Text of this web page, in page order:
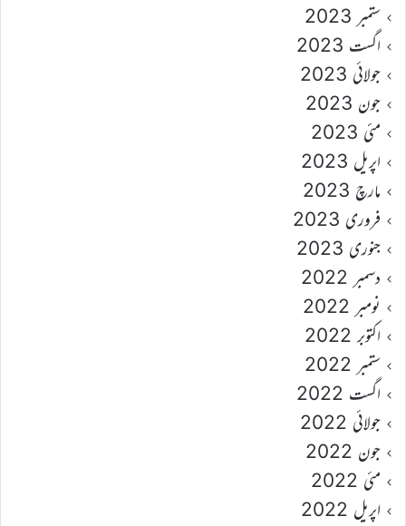
ستمبر 2023
اگست 2023
جولائی 2023
جون 2023
مئی 2023
اپریل 2023
مارچ 2023
فروری 2023
جنوری 2023
دسمبر 2022
نومبر 2022
اکتوبر 2022
ستمبر 2022
اگست 2022
جولائی 2022
جون 2022
مئی 2022
اپریل 2022